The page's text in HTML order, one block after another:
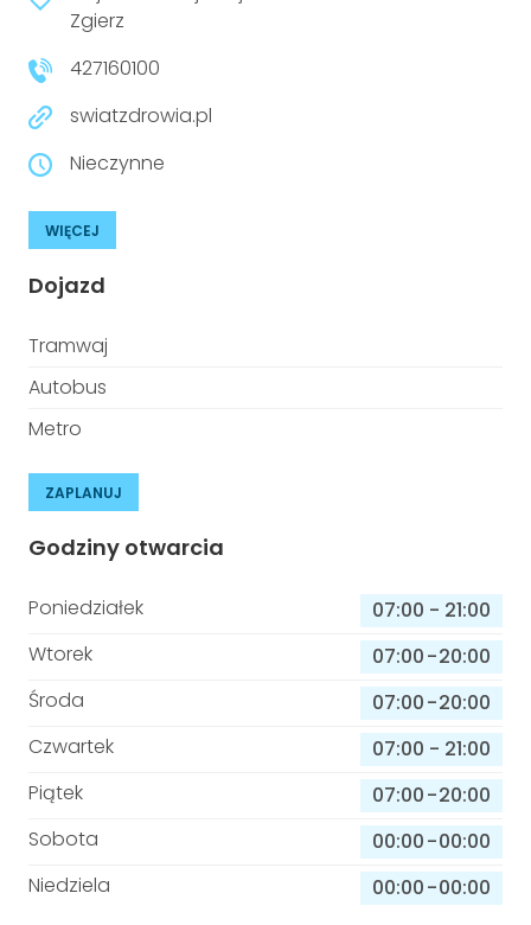
niepełnosprawnościami
Prawo
Prawa osób z niepełnosprawnościami
Urządzenia IoT
Zgierz
427160100
swiatzdrowia.pl
Nieczynne
WIĘCEJ
Dojazd
Tramwaj
Autobus
Metro
ZAPLANUJ
Godziny otwarcia
Poniedziałek 07:00 - 21:00
Wtorek
07:00-20:00
Środa
07:00-20:00
Czwartek
07:00 - 21:00
Piątek
07:00-20:00
Sobota
00:00-00:00
Niedziela
00:00-00:00